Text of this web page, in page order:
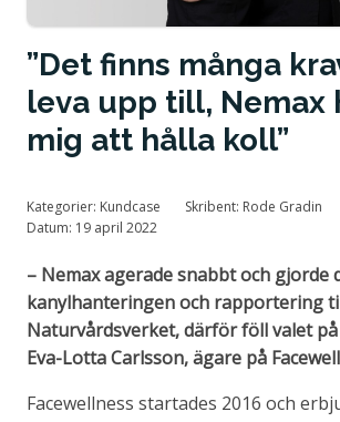
”Det finns många
leva upp till, Nemax
mig att hålla koll”
Kategorier: Kundcase Skribent: Rode Gradin
Datum: 19 april 2022
– Nemax agerade snabbt och gjorde
kanylhanteringen och rapportering
Naturvårdsverket, därför föll valet
Eva-Lotta Carlsson, ägare på
Facewellness startades 2016 och
Tillstånd och certifiering